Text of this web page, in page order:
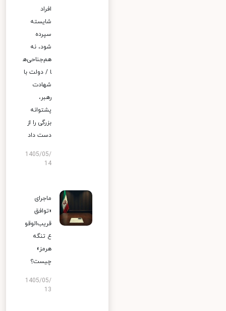
افراد
شایسته
سپرده
شود، نه
هم‌جناحی‌ه
ا / دولت با
شهادت
رهبر،
پشتوانه
بزرگی را از
دست داد
1405/05/
14
ماجرای
«توافق
قریب‌الوقو
ع تنگه
هرمز»
چیست؟
1405/05/
13